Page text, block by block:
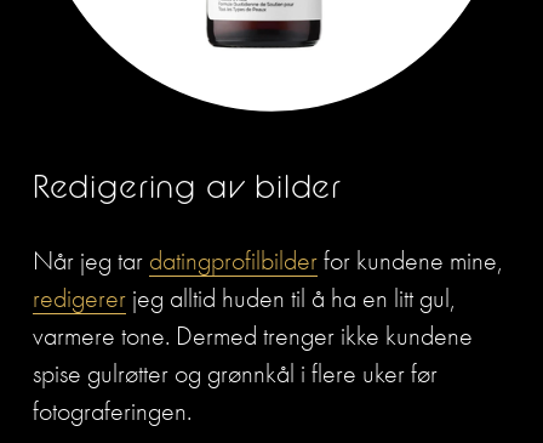
Redigering av bilder
Når jeg tar datingprofilbilder
redigerer jeg alltid huden til å ha en litt gul,
varmere tone. Dermed trenger ikke kundene
spise gulrøtter og grønnkål i flere uker før
fotograferingen.